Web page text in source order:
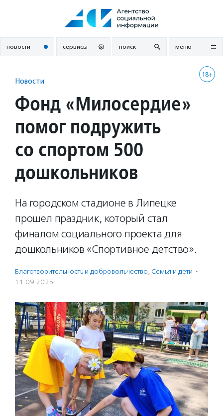
новости сервисы поиск меню
18+
Новости
Фонд «Милосердие»
помог подружить
со спортом 500
дошкольников
На городском стадионе в Липецке
прошел праздник, который стал
финалом социального проекта для
дошкольников «Спортивное детство».
Благотвори­тель­ность и доброволь­чест­во, Семья и дети ·
11.09.2025